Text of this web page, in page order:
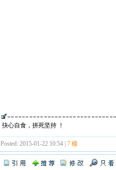
抉心自食，拼死坚持 ！
Posted: 2015-01-22 10:54 | 7 楼